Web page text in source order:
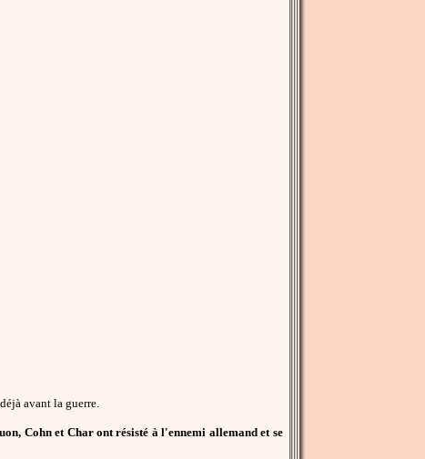
avant la guerre.
Cohn et Char ont résisté à l'ennemi allemand et se